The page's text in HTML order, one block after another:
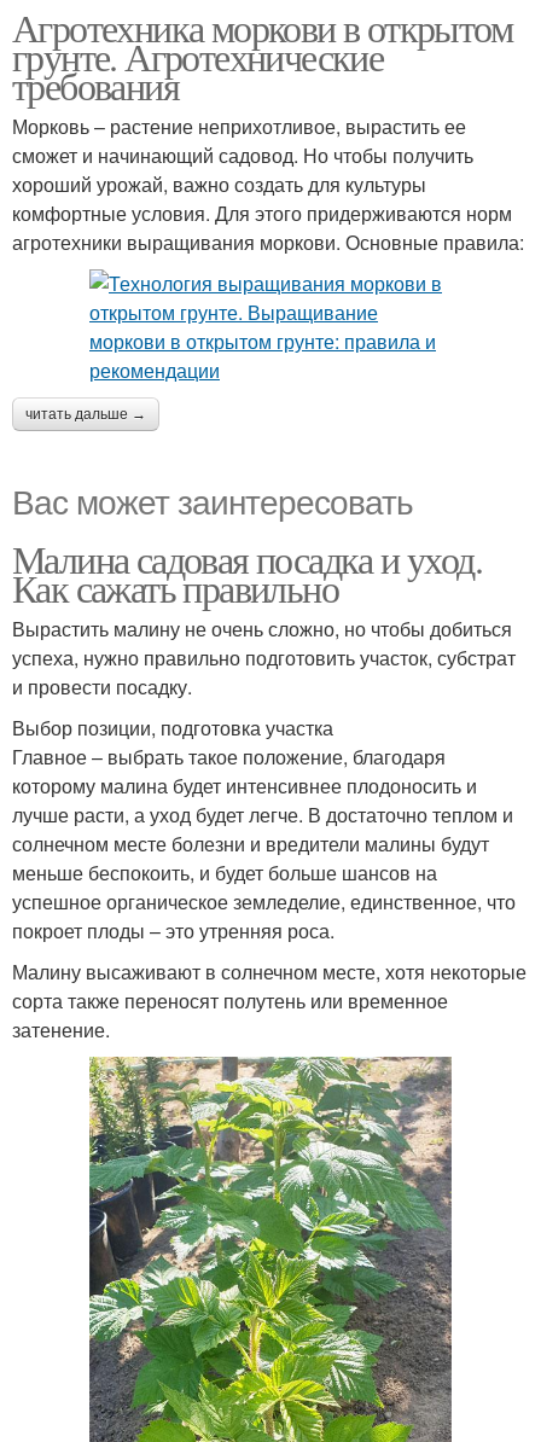
Агротехника моркови в открытом
грунте. Агротехнические
требования
Морковь – растение неприхотливое, вырастить ее
сможет и начинающий садовод. Но чтобы получить
хороший урожай, важно создать для культуры
комфортные условия. Для этого придерживаются норм
агротехники выращивания моркови. Основные правила:
читать дальше →
Вас может заинтересовать
Малина садовая посадка и уход.
Как сажать правильно
Вырастить малину не очень сложно, но чтобы добиться
успеха, нужно правильно подготовить участок, субстрат
и провести посадку.
Выбор позиции, подготовка участка
Главное – выбрать такое положение, благодаря
которому малина будет интенсивнее плодоносить и
лучше расти, а уход будет легче. В достаточно теплом и
солнечном месте болезни и вредители малины будут
меньше беспокоить, и будет больше шансов на
успешное органическое земледелие, единственное, что
покроет плоды – это утренняя роса.
Малину высаживают в солнечном месте, хотя некоторые
сорта также переносят полутень или временное
затенение.